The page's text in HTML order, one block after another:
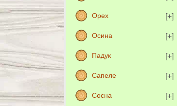
Орех
Осина
Падук
Сапеле
Сосна